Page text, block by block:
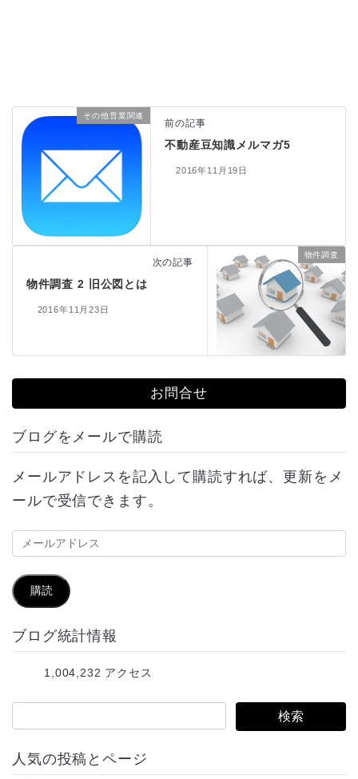
その他営業関連
前の記事
不動産豆知識メルマガ5
2016年11月19日
物件調査
次の記事
物件調査 2 旧公図とは
2016年11月23日
お問合せ
ブログをメールで購読
メールアドレスを記入して購読すれば、更新をメ
ールで受信できます。
メ
ル
ア
ド
購読
ブログ統計情報
1,004,232 アクセス
人気の投稿とページ